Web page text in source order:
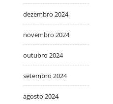
dezembro 2024
novembro 2024
outubro 2024
setembro 2024
agosto 2024